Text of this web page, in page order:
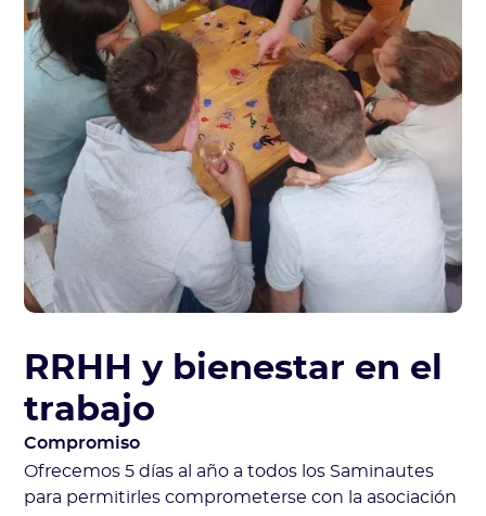
RRHH y bienestar en el
trabajo
Compromiso
Ofrecemos 5 días al año a todos los Saminautes
para permitirles comprometerse con la asociación